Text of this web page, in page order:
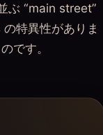
ぶ “main street”
特異性がありま
のです。